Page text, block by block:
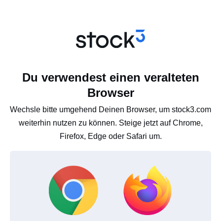
Du verwendest einen veralteten
Browser
Wechsle bitte umgehend Deinen Browser, um stock3.com
weiterhin nutzen zu können. Steige jetzt auf Chrome,
Firefox, Edge oder Safari um.